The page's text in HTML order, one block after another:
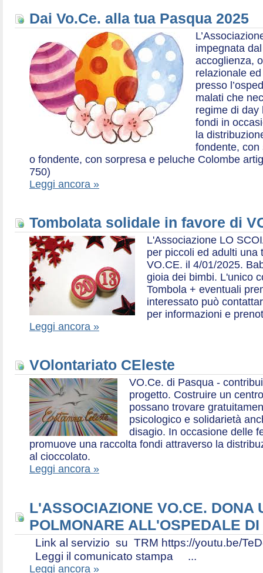
Dai Vo.Ce. alla tua Pasqua 2025
impegnata
accoglienza,
relazionale
presso
malati che
regime di day
fondi in
la
fondente, con
o fondente, con sorpresa e peluche Colombe
750)
Leggi ancora »
Tombolata solidale in favore di
L'Associazione LO
per piccoli ed adulti una
VO.CE. il 4/01/2025.
gioia dei bimbi. L'unico
Tombola + eventuali
interessato può
per informazioni e
Leggi ancora »
VOlontariato CEleste
VO.Ce. di Pasqua -
progetto. Costruire un
possano trovare
psicologico e solidarietà
disagio. In occasione delle
promuove una raccolta fondi attraverso la
al cioccolato.
Leggi ancora »
L'ASSOCIAZIONE VO.CE. DONA
POLMONARE ALL'OSPEDALE
Link al servizio su TRM https://youtu.be/
Leggi il comunicato stampa ...
Leggi ancora »